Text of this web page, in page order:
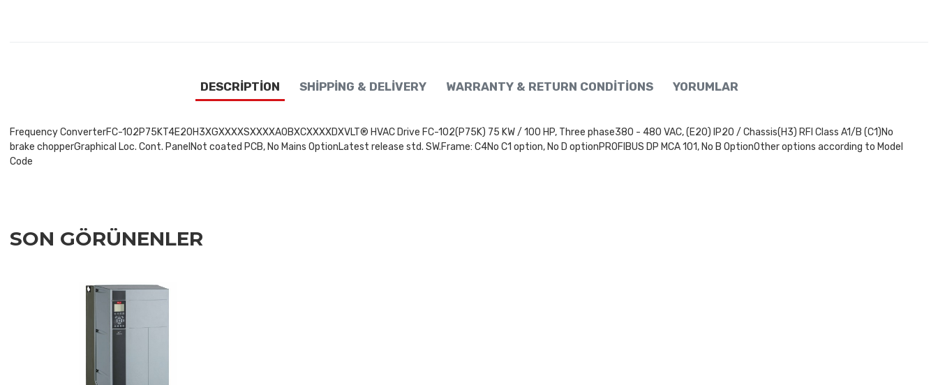
DESCRIPTION SHIPPING & DELIVERY WARRANTY & RETURN CONDITIONS YORUMLAR
Frequency ConverterFC-102P75KT4E20H3XGXXXXSXXXXA0BXCXXXXDXVLT® HVAC Drive FC-102(P75K) 75 KW / 100 HP, Three phase380 - 480 VAC, (E20) IP20 / Chassis(H3) RFI Class A1/B (C1)No
brake chopperGraphical Loc. Cont. PanelNot coated PCB, No Mains OptionLatest release std. SW.Frame: C4No C1 option, No D optionPROFIBUS DP MCA 101, No B OptionOther options according to Model
Code
SON GÖRÜNENLER